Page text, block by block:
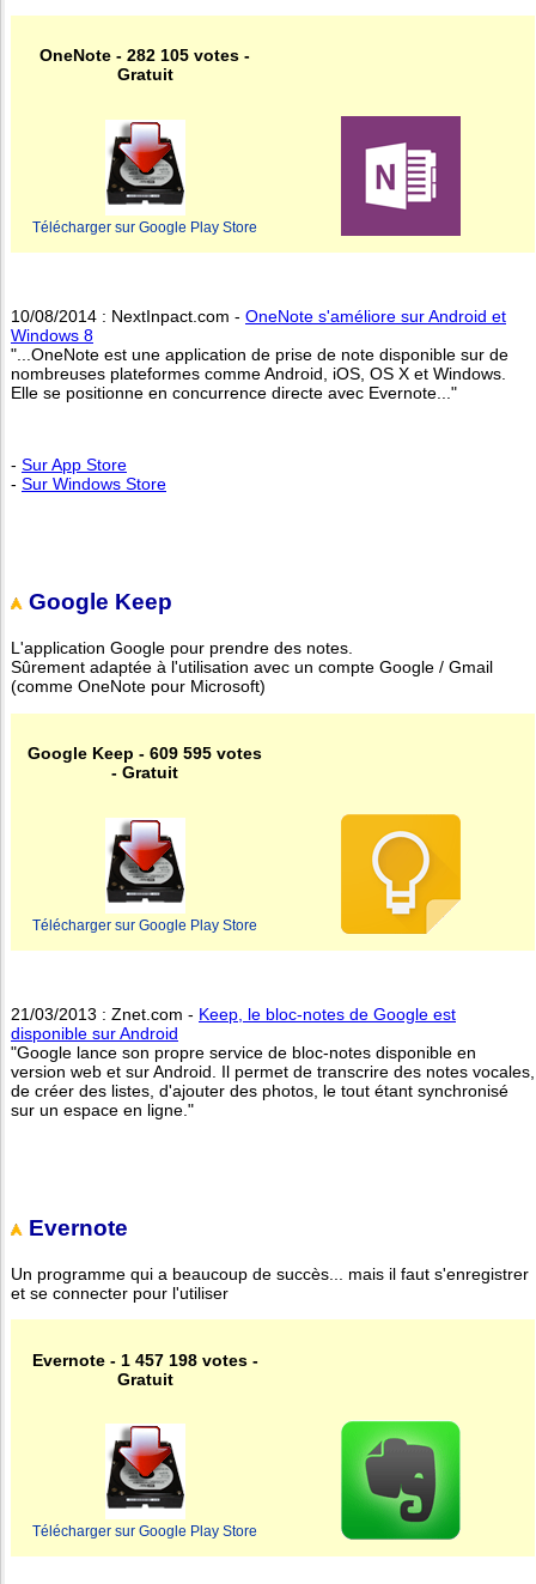
OneNote - 282 105 votes -
Gratuit
Télécharger sur Google Play Store
10/08/2014 : NextInpact.com - OneNote s'améliore sur Android et
Windows 8
"...OneNote est une application de prise de note disponible sur de
nombreuses plateformes comme Android, iOS, OS X et Windows.
Elle se positionne en concurrence directe avec Evernote..."
- Sur App Store
- Sur Windows Store
Google Keep
L'application Google pour prendre des notes.
Sûrement adaptée à l'utilisation avec un compte Google / Gmail
(comme OneNote pour Microsoft)
Google Keep - 609 595 votes
- Gratuit
Télécharger sur Google Play Store
21/03/2013 : Znet.com - Keep, le bloc-notes de Google est
disponible sur Android
"Google lance son propre service de bloc-notes disponible en
version web et sur Android. Il permet de transcrire des notes vocales,
de créer des listes, d'ajouter des photos, le tout étant synchronisé
sur un espace en ligne."
Evernote
Un programme qui a beaucoup de succès... mais il faut s'enregistrer
et se connecter pour l'utiliser
Evernote - 1 457 198 votes -
Gratuit
Télécharger sur Google Play Store